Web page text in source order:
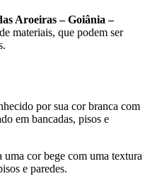
Aroeiras – Goiânia –
materiais, que podem ser
por sua cor branca com
em bancadas, pisos e
uma cor bege com uma textura
e paredes.